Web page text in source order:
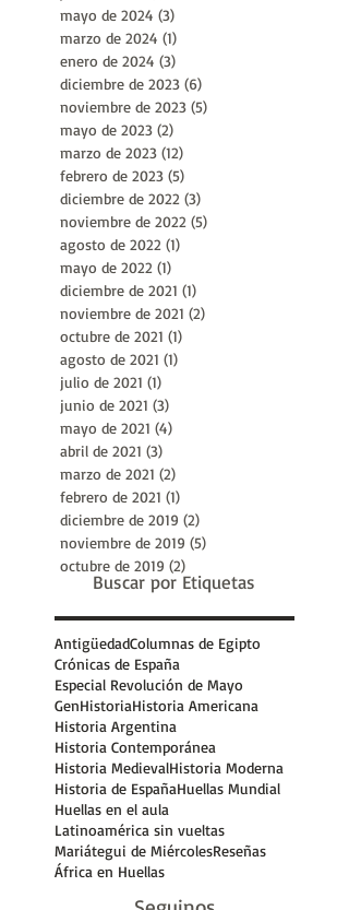
agosto de 2024 (3)
julio de 2024 (1)1 entrada
mayo de 2024 (3)3 entradas
marzo de 2024 (1)1 entrada
enero de 2024 (3)3 entradas
diciembre de 2023
noviembre de 2023
mayo de 2023 (2)2 entradas
marzo de 2023 (12) 12 entradas
febrero de 2023 (5)5 entradas
diciembre de 2022
noviembre de 2022
agosto de 2022 (1) 1 entrada
mayo de 2022 (1)1 entrada
diciembre de 2021
noviembre de 2021
octubre de 2021
agosto de 2021 (1)
julio de 2021 (1)1 entrada
junio de 2021 (3)
mayo de 2021 (4)4 entradas
abril de 2021 (3) 3 entradas
marzo de 2021 (2)2 entradas
febrero de 2021 (1)1 entrada
diciembre de 2019 (2)
noviembre de 2019 (5)5 entradas
Buscar por Etiquetas
AntigüedadColumnas de Egipto
Crónicas de España
Especial Revolución de Mayo
GenHistoriaHistoria Americana
Historia Argentina
Historia Contemporánea
Historia Medieval
Historia de España Huellas Mundial
Huellas en el aula
Latinoamérica sin vueltas